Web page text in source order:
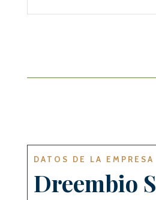
DATOS DE LA EMPRESA
Dreembio